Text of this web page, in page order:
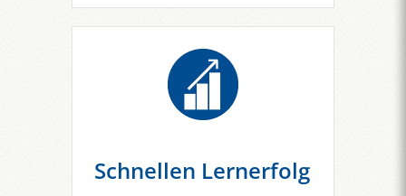
Schnellen Lernerfolg